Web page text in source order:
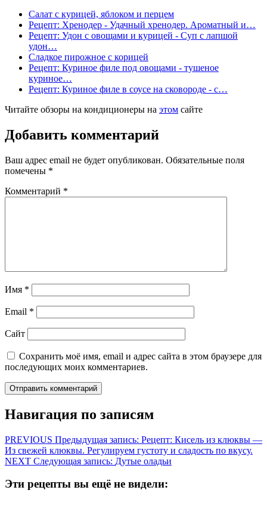
Салат с курицей, яблоком и перцем
Рецепт: Хренодер - Удачный хренодер. Ароматный и…
Рецепт: Удон с овощами и курицей - Суп с лапшой
удон…
Сладкое пирожное с корицей
Рецепт: Куриное филе под овощами - тушеное
куриное…
Рецепт: Куриное филе в соусе на сковороде - с…
Читайте обзоры на кондиционеры на этом сайте
Добавить комментарий
Ваш адрес email не будет опубликован. Обязательные поля
помечены *
Комментарий *
Имя *
Email *
Сайт
Сохранить моё имя, email и адрес сайта в этом браузере для
последующих моих комментариев.
Навигация по записям
PREVIOUS Предыдущая запись: Рецепт: Кисель из клюквы —
Из свежей клюквы. Регулируем густоту и сладость по вкусу.
NEXT Следующая запись: Дутые оладьи
Эти рецепты вы ещё не видели: